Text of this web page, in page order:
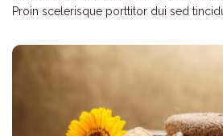
Proin scelerisque porttitor dui sed